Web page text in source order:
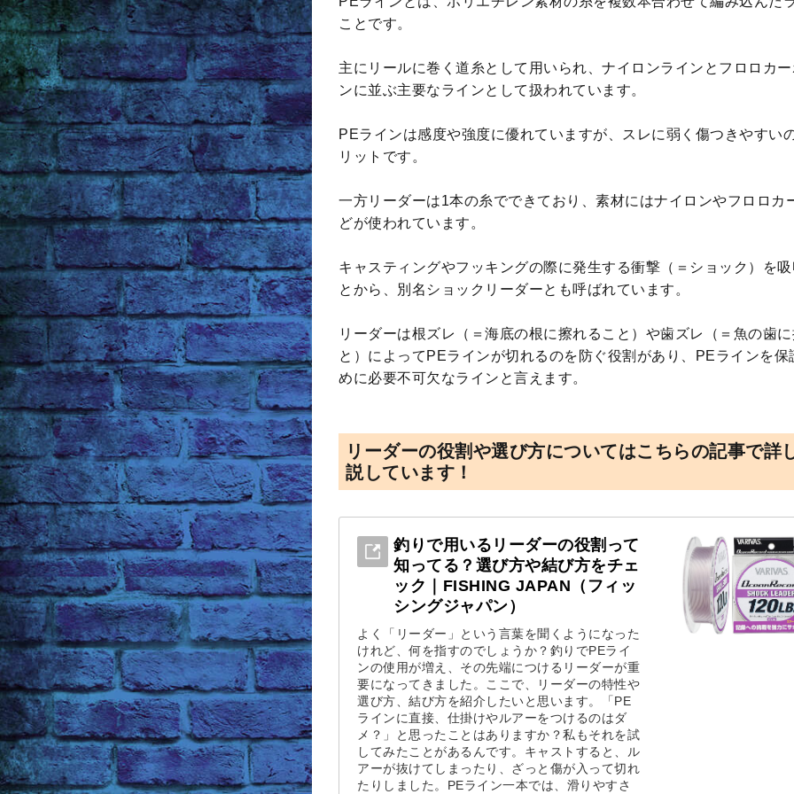
ことです。
主にリールに巻く道糸として用いられ、ナイロンラインとフロロカ
ンに並ぶ主要なラインとして扱われています。
PEラインは感度や強度に優れていますが、スレに弱く傷つきやすい
リットです。
一方リーダーは1本の糸でできており、素材にはナイロンやフロロカ
どが使われています。
キャスティングやフッキングの際に発生する衝撃（＝ショック）を
とから、別名ショックリーダーとも呼ばれています。
リーダーは根ズレ（＝海底の根に擦れること）や歯ズレ（＝魚の歯
と）によってPEラインが切れるのを防ぐ役割があり、PEラインを保
めに必要不可欠なラインと言えます。
リーダーの役割や選び方についてはこちらの記事で詳
説しています！
釣りで用いるリーダーの役割って
知ってる？選び方や結び方をチェ
ック｜FISHING JAPAN（フィッ
シングジャパン）
よく「リーダー」という言葉を聞くようになった
けれど、何を指すのでしょうか？釣りでPEライ
ンの使用が増え、その先端につけるリーダーが重
要になってきました。ここで、リーダーの特性や
選び方、結び方を紹介したいと思います。「PE
ラインに直接、仕掛けやルアーをつけるのはダ
メ？」と思ったことはありますか？私もそれを試
してみたことがあるんです。キャストすると、ル
アーが抜けてしまったり、ざっと傷が入って切れ
たりしました。PEライン一本では、滑りやすさ